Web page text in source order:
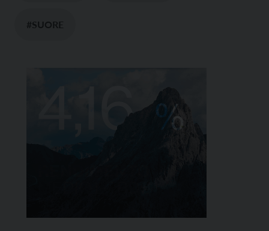
#SUORE